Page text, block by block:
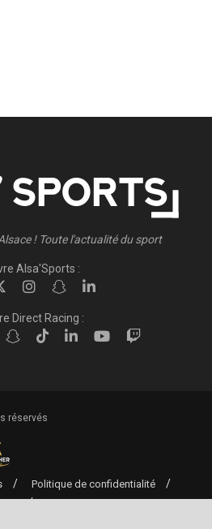
! Toute l'actualité du sport
Alsa'Sports :
Direct Racing :
réservés
Politique de confidentialité